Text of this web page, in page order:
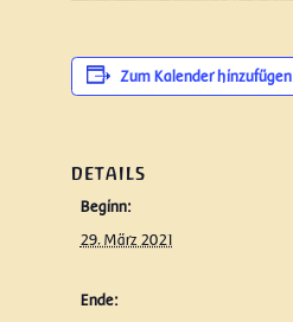
Zum Kalender hinzufügen
DETAILS
Beginn:
29. März 2021
Ende: